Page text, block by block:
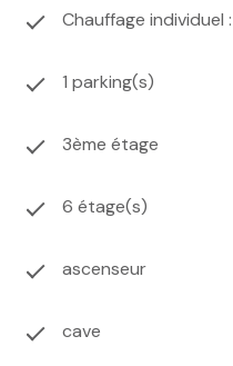
Chauffage individuel
1 parking(s)
3ème étage
6 étage(s)
ascenseur
cave